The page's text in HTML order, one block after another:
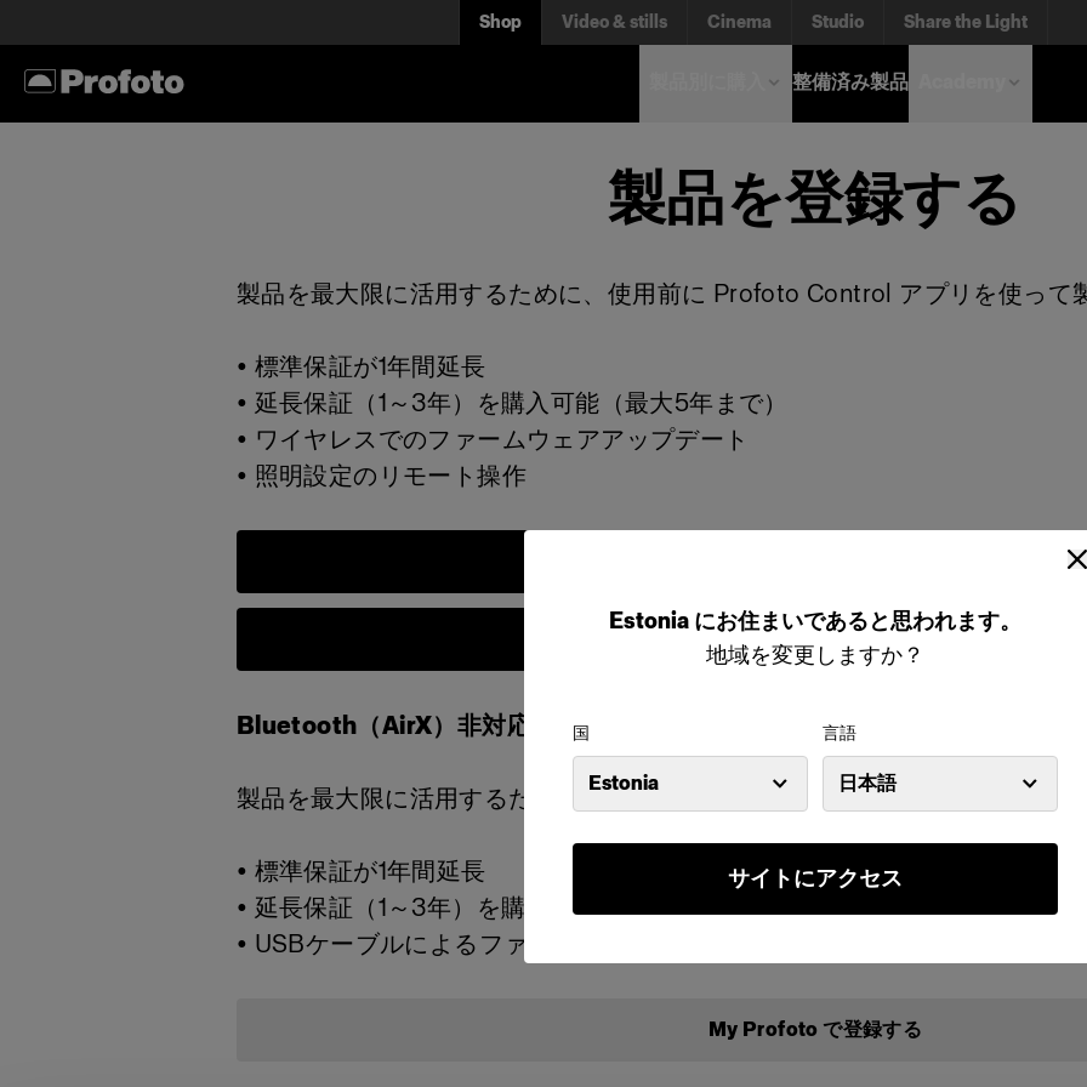
Estonia にお住まいであると思われます。
地域を変更しますか？
国
Estonia
言語
日本語
サイトにアクセス
Shop Video & stills Cinema Studio Share the Light
整備済み製品
製品を登録する
製品を最大限に活用するために、使用前に Profoto Control アプリを使って
• 標準保証が1年間延長
• 延長保証（1～3年）を購入可能（最大5年まで）
• ワイヤレスでのファームウェアアップデート
• 照明設定のリモート操作
Android 用にダウンロード
Bluetooth（AirX）非対応製品の場合
製品を最大限に活用するために、使用前に My Profoto で製品登録を行って
• 標準保証が1年間延長
• 延長保証（1～3年）を購入可能（最大5年まで）
• USBケーブルによるファームウェアアップデート
My Profoto で登録する